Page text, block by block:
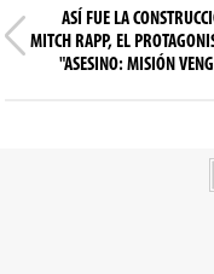
ASÍ FUE LA
MITCH RAPP, EL
"ASESINO: MISIÓN